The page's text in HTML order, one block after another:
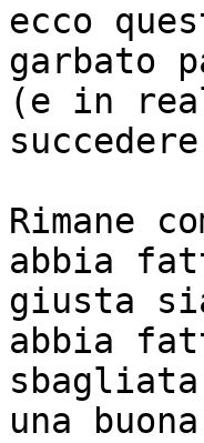
ecco
garbato
(e in
Rimane
abbia
giusta
abbia
una